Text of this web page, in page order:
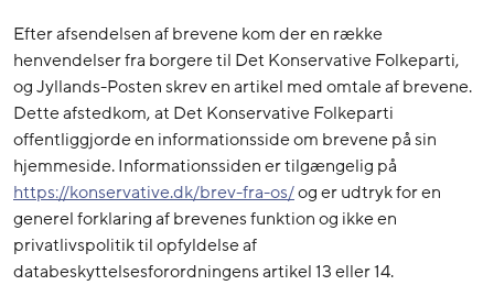
Efter afsendelsen af brevene kom der en række
henvendelser fra borgere til Det Konservative Folkeparti,
og Jyllands-Posten skrev en artikel med omtale af brevene.
Dette afstedkom, at Det Konservative Folkeparti
offentliggjorde en informationsside om brevene på sin
hjemmeside. Informationssiden er tilgængelig på
https://konservative.dk/brev-fra-os/og er udtryk for en
generel forklaring af brevenes funktion og ikke en
privatlivspolitik til opfyldelse af
databeskyttelsesforordningens artikel 13 eller 14.